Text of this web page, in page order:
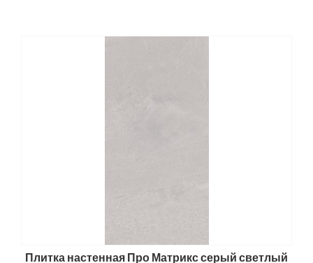
Плитка настенная Про Матрикс серый светлый